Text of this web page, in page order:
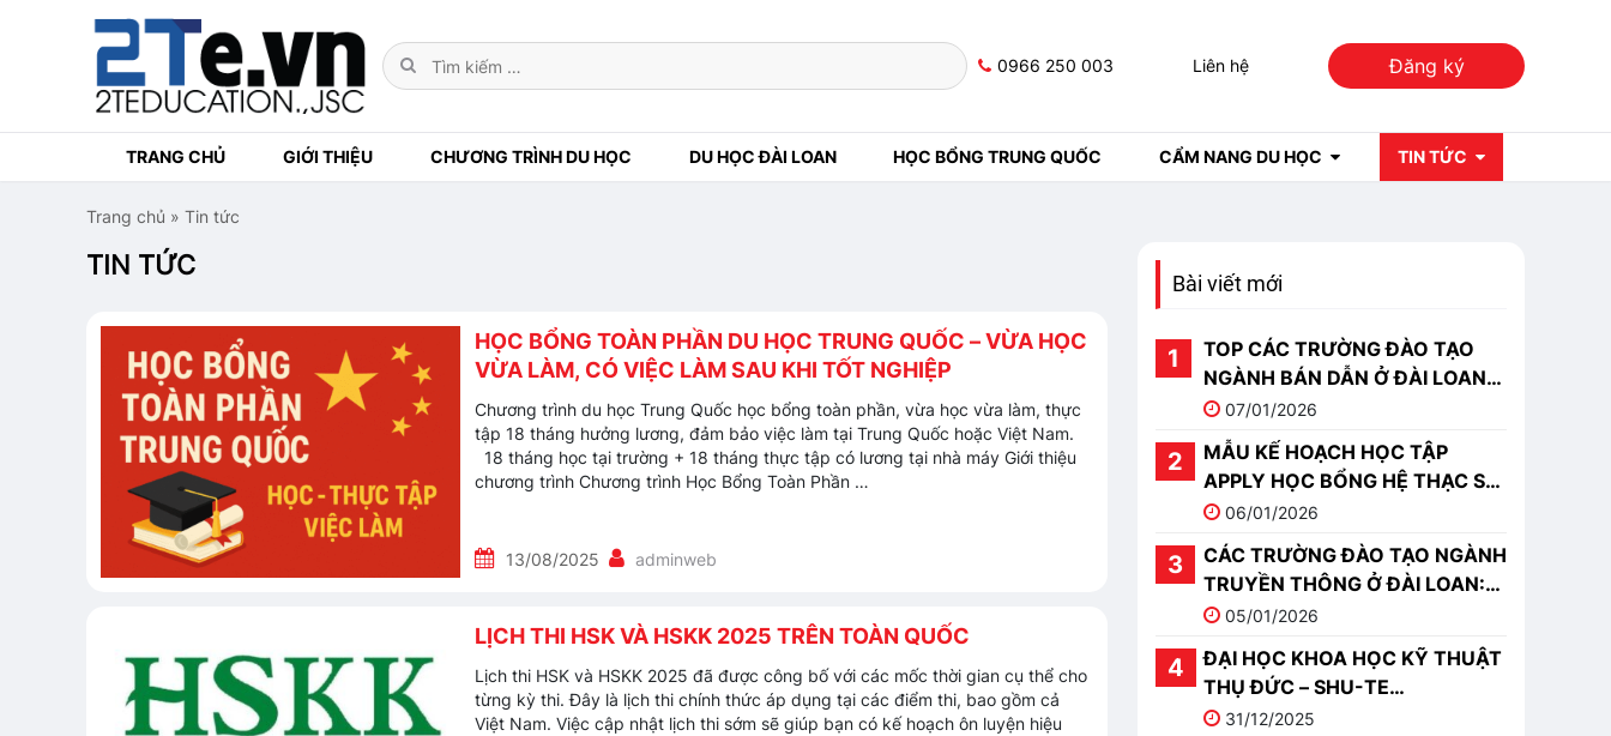
0966 250 003 Liên hệ Đăng ký
TRANG CHỦ GIỚI THIỆU CHƯƠNG TRÌNH DU HỌC DU HỌC ĐÀI LOAN HỌC BỔNG TRUNG QUỐC CẨM NANG DU HỌC TIN TỨC
Trang chủ » Tin tức
TIN TỨC
HỌC BỔNG TOÀN PHẦN DU HỌC TRUNG QUỐC – VỪA HỌC
VỪA LÀM, CÓ VIỆC LÀM SAU KHI TỐT NGHIỆP
Chương trình du học Trung Quốc học bổng toàn phần, vừa học vừa làm, thực
tập 18 tháng hưởng lương, đảm bảo việc làm tại Trung Quốc hoặc Việt Nam.
18 tháng học tại trường + 18 tháng thực tập có lương tại nhà máy Giới thiệu
chương trình Chương trình Học Bổng Toàn Phần …
13/08/2025 adminweb
LỊCH THI HSK VÀ HSKK 2025 TRÊN TOÀN QUỐC
Lịch thi HSK và HSKK 2025 đã được công bố với các mốc thời gian cụ thể cho
từng kỳ thi. Đây là lịch thi chính thức áp dụng tại các điểm thi, bao gồm cả
Việt Nam. Việc cập nhật lịch thi sớm sẽ giúp bạn có kế hoạch ôn luyện hiệu
Bài viết mới
TOP CÁC TRƯỜNG ĐÀO TẠO
NGÀNH BÁN DẪN Ở ĐÀI LOAN
TỐT NHẤT 2026
07/01/2026
MẪU KẾ HOẠCH HỌC TẬP
APPLY HỌC BỔNG HỆ THẠC SĨ
DU HỌC TRUNG QUỐC
06/01/2026
CÁC TRƯỜNG ĐÀO TẠO NGÀNH
TRUYỀN THÔNG Ở ĐÀI LOAN:
TOP 10 TRƯỜNG NỔI BẬT
05/01/2026
ĐẠI HỌC KHOA HỌC KỸ THUẬT
THỤ ĐỨC – SHU-TE
UNIVERSITY (樹德科技大學)
31/12/2025